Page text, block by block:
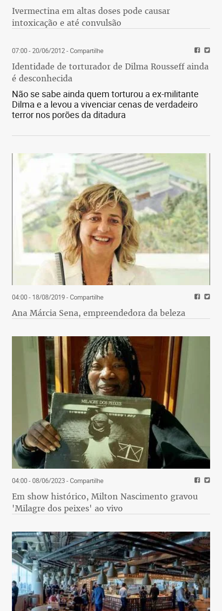
Ivermectina em altas doses pode causar
intoxicação e até convulsão
07:00 - 20/06/2012- Compartilhe
Identidade de torturador de Dilma Rousseff ainda
é desconhecida
Não se sabe ainda quem torturou a ex-militante
Dilma e a levou a vivenciar cenas de verdadeiro
terror nos porões da ditadura
04:00 - 18/08/2019- Compartilhe
Ana Márcia Sena, empreendedora da beleza
04:00 - 08/06/2023- Compartilhe
Em show histórico, Milton Nascimento gravou
'Milagre dos peixes' ao vivo